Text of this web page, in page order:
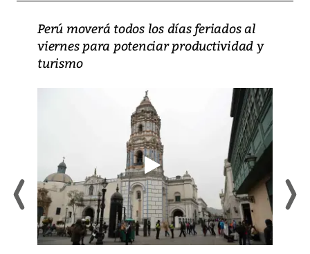
Perú moverá todos los días feriados al
viernes para potenciar productividad y
turismo